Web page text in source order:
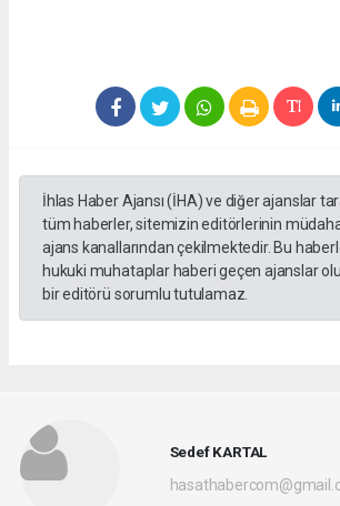
İhlas Haber Ajansı (İHA) ve diğer ajanslar
tüm haberler, sitemizin editörlerinin
ajans kanallarından çekilmektedir. Bu
hukuki muhataplar haberi geçen ajanslar
bir editörü sorumlu tutulamaz.
Sedef KARTAL